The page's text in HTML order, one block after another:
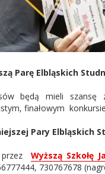
Parę Elbląskich
będą mieli szansę
finałowym
Pary Elbląskich
przez Wyższą Szkołę
730767678